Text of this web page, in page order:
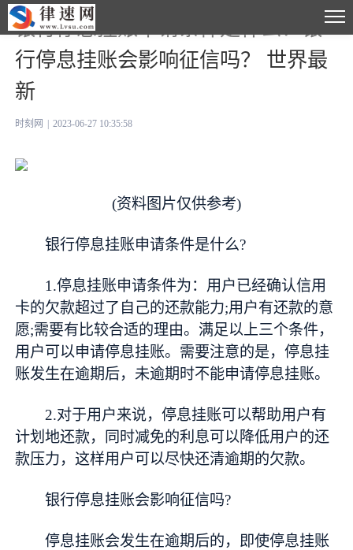
银行停息挂账申请条件是什么？银
行停息挂账会影响征信吗？ 世界最
新
时刻网 2023-06-27 10:35:58
(资料图片仅供参考)
银行停息挂账申请条件是什么?
1.停息挂账申请条件为：用户已经确认信用
卡的欠款超过了自己的还款能力;用户有还款的意
愿;需要有比较合适的理由。满足以上三个条件，
用户可以申请停息挂账。需要注意的是，停息挂
账发生在逾期后，未逾期时不能申请停息挂账。
2.对于用户来说，停息挂账可以帮助用户有
计划地还款，同时减免的利息可以降低用户的还
款压力，这样用户可以尽快还清逾期的欠款。
银行停息挂账会影响征信吗?
停息挂账会发生在逾期后的，即使停息挂账